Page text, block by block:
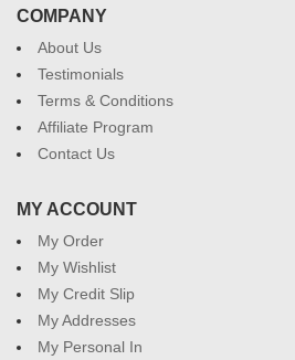
COMPANY
About Us
Testimonials
Terms & Conditions
Affiliate Program
Contact Us
MY ACCOUNT
My Order
My Wishlist
My Credit Slip
My Addresses
My Personal In